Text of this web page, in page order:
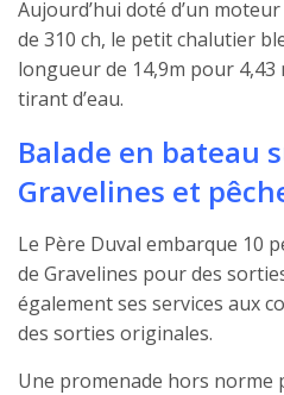
Aujourd’hui doté d’un
de 310 ch, le petit chalutier
longueur de 14,9m pour 4,43
tirant d’eau.
Balade en bateau
Gravelines et
Le Père Duval embarque 10
de Gravelines pour des
également ses services aux
des sorties originales.
Une promenade hors norme